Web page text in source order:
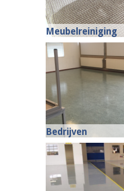
Meubelreiniging
Bedrijven